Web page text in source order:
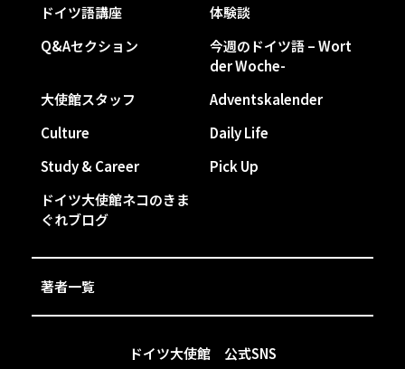
ドイツ大使館 公式SNS
ドイツ語講座
体験談
Q&Aセクション
今週のドイツ語 – Wort
der Woche-
大使館スタッフ
Adventskalender
Culture
Daily Life
Study & Career
Pick Up
ドイツ大使館ネコのきま
ぐれブログ
著者一覧